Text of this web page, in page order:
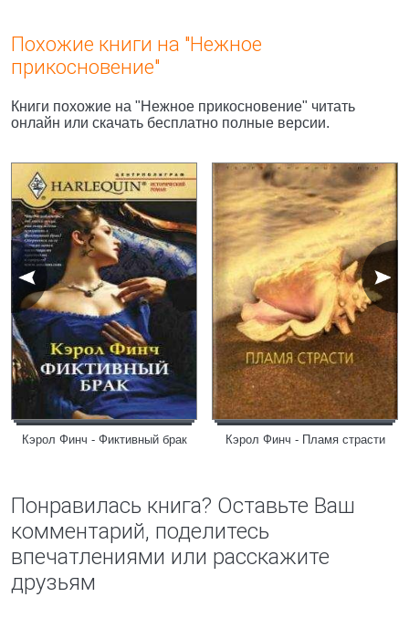
Похожие книги на "Нежное
прикосновение"
Книги похожие на "Нежное прикосновение" читать
онлайн или скачать бесплатно полные версии.
Кэрол Финч - Фиктивный брак Кэрол Финч - Пламя страсти
Понравилась книга? Оставьте Ваш
комментарий, поделитесь
впечатлениями или расскажите
друзьям